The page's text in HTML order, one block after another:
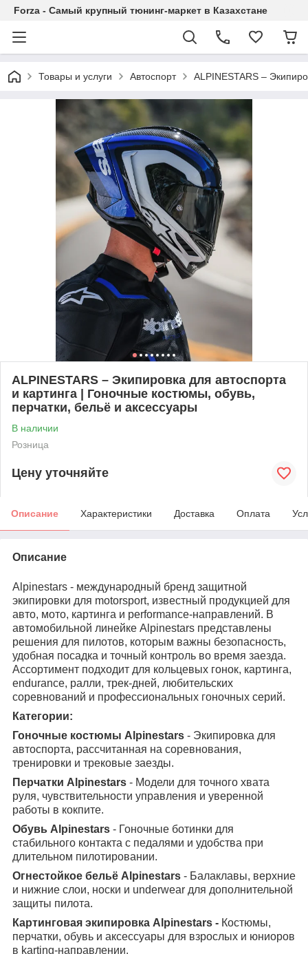
Forza - Самый крупный тюнинг-маркет в Казахстане
Товары и услуги Автоспорт ALPINESTARS –
ALPINESTARS – Экипировка для автоспорта
и картинга | Гоночные костюмы, обувь,
перчатки, бельё и аксессуары
В наличии
Розница
Цену уточняйте
Описание Характеристики Доставка Оплата
Описание
Alpinestars - международный бренд защитной
экипировки для motorsport, известный продукцией для
авто, мото, картинга и performance-направлений. В
автомобильной линейке Alpinestars представлены
решения для пилотов, которым важны безопасность,
удобная посадка и точный контроль во время заезда.
Ассортимент подходит для кольцевых гонок, картинга,
endurance, ралли, трек-дней, любительских
соревнований и профессиональных гоночных серий.
Категории:
Гоночные костюмы Alpinestars - Экипировка для
автоспорта, рассчитанная на соревнования,
тренировки и трековые заезды.
Перчатки Alpinestars - Модели для точного хвата
руля, чувствительности управления и уверенной
работы в кокпите.
Обувь Alpinestars - Гоночные ботинки для
стабильного контакта с педалями и удобства при
длительном пилотировании.
Огнестойкое бельё Alpinestars - Балаклавы, верхние
и нижние слои, носки и underwear для дополнительной
защиты пилота.
Картинговая экипировка Alpinestars - Костюмы,
перчатки, обувь и аксессуары для взрослых и юниоров
в karting-направлении.